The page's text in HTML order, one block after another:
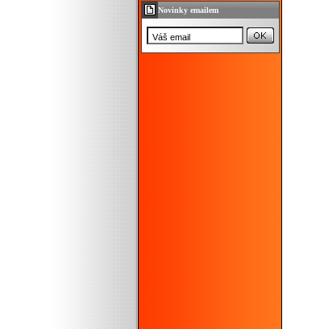
Novinky emailem